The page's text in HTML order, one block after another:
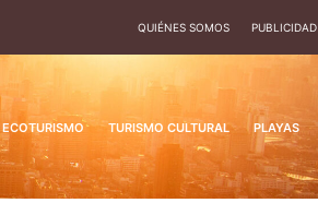
QUIÉNES SOMOS PUBLICIDAD
ECOTURISMO TURISMO CULTURAL PLAYAS